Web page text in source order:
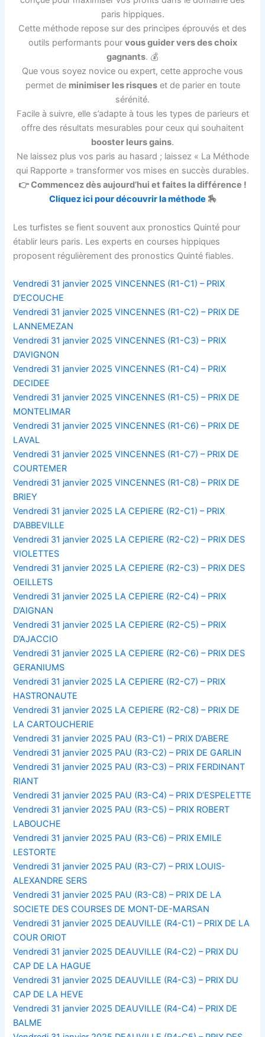
paris hippiques.
Cette méthode repose sur des principes éprouvés et des
outils performants pour vous guider vers des choix
gagnants. 💰
Que vous soyez novice ou expert, cette approche vous
permet de minimiser les risqueset de parier en toute
sérénité.
Facile à suivre, elle s’adapte à tous les types de parieurs et
offre des résultats mesurables pour ceux qui souhaitent
booster leurs gains.
Ne laissez plus vos paris au hasard ; laissez « La Méthode
qui Rapporte » transformer vos mises en succès durables.
👉 Commencez dès aujourd’hui et faites la différence !
Cliquez ici pour découvrir la méthode 🏇
Les turfistes se fient souvent aux pronostics Quinté pour
établir leurs paris. Les experts en courses hippiques
proposent régulièrement des pronostics Quinté fiables.
Vendredi 31 janvier 2025 VINCENNES (R1-C1) – PRIX
D’ECOUCHE
Vendredi 31 janvier 2025 VINCENNES (R1-C2) – PRIX DE
LANNEMEZAN
Vendredi 31 janvier 2025 VINCENNES (R1-C3) – PRIX
D’AVIGNON
Vendredi 31 janvier 2025 VINCENNES (R1-C4) – PRIX
DECIDEE
Vendredi 31 janvier 2025 VINCENNES (R1-C5) – PRIX DE
MONTELIMAR
Vendredi 31 janvier 2025 VINCENNES (R1-C6) – PRIX DE
LAVAL
Vendredi 31 janvier 2025 VINCENNES (R1-C7) – PRIX DE
COURTEMER
Vendredi 31 janvier 2025 VINCENNES (R1-C8) – PRIX DE
BRIEY
Vendredi 31 janvier 2025 LA CEPIERE (R2-C1) – PRIX
D’ABBEVILLE
Vendredi 31 janvier 2025 LA CEPIERE (R2-C2) – PRIX DES
VIOLETTES
Vendredi 31 janvier 2025 LA CEPIERE (R2-C3) – PRIX DES
OEILLETS
Vendredi 31 janvier 2025 LA CEPIERE (R2-C4) – PRIX
D’AIGNAN
Vendredi 31 janvier 2025 LA CEPIERE (R2-C5) – PRIX
D’AJACCIO
Vendredi 31 janvier 2025 LA CEPIERE (R2-C6) – PRIX DES
GERANIUMS
Vendredi 31 janvier 2025 LA CEPIERE (R2-C7) – PRIX
HASTRONAUTE
Vendredi 31 janvier 2025 LA CEPIERE (R2-C8) – PRIX DE
LA CARTOUCHERIE
Vendredi 31 janvier 2025 PAU (R3-C1) – PRIX D’ABERE
Vendredi 31 janvier 2025 PAU (R3-C2) – PRIX DE GARLIN
Vendredi 31 janvier 2025 PAU (R3-C3) – PRIX FERDINANT
RIANT
Vendredi 31 janvier 2025 PAU (R3-C4) – PRIX D’ESPELETTE
Vendredi 31 janvier 2025 PAU (R3-C5) – PRIX ROBERT
LABOUCHE
Vendredi 31 janvier 2025 PAU (R3-C6) – PRIX EMILE
LESTORTE
Vendredi 31 janvier 2025 PAU (R3-C7) – PRIX LOUIS-
ALEXANDRE SERS
Vendredi 31 janvier 2025 PAU (R3-C8) – PRIX DE LA
SOCIETE DES COURSES DE MONT-DE-MARSAN
Vendredi 31 janvier 2025 DEAUVILLE (R4-C1) – PRIX DE LA
COUR ORIOT
Vendredi 31 janvier 2025 DEAUVILLE (R4-C2) – PRIX DU
CAP DE LA HAGUE
Vendredi 31 janvier 2025 DEAUVILLE (R4-C3) – PRIX DU
CAP DE LA HEVE
Vendredi 31 janvier 2025 DEAUVILLE (R4-C4) – PRIX DE
BALME